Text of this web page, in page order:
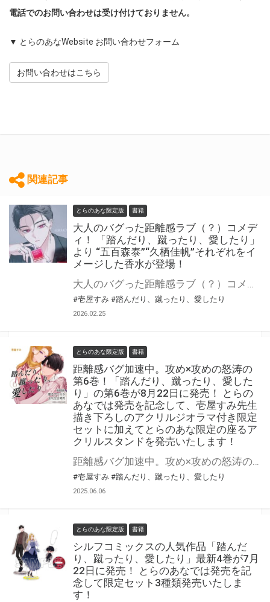
電話でのお問い合わせは受け付けておりません。
▼ とらのあなWebsite お問い合わせフォーム
お問い合わせはこちら
関連記事
とらのあな限定版 書籍
大人のバグった距離感ラブ（？）コメデ
ィ！ 「踏んだり、蹴ったり、愛したり」
より “五百森泰”“久栖佳帆”それぞれをイ
メージした香水が登場！
大人のバグった距離感ラブ（？）コメディ！ 『踏んだり、蹴ったり、愛したり』より、“五百森泰”“久栖佳帆”それぞれをイメージした香水が登場。 香りのイメージ、調香、選定、パッケージのデザインまで壱屋すみ先生に監修していただきました。 特製スリーブとイラストカードには描きおろしイラスト（同じイラスト）を使用しています。 数量限定となりますので是非お早めにお求めください！
#壱屋すみ #踏んだり、蹴ったり、愛したり
2026.02.25
とらのあな限定版 書籍
距離感バグ加速中。攻め×攻めの怒涛の
第6巻！「踏んだり、蹴ったり、愛した
り」の第6巻が8月22日に発売！ とらの
あなでは発売を記念して、壱屋すみ先生
描き下ろしのアクリルジオラマ付き限定
セットに加えてとらのあな限定の座るア
クリルスタンドを発売いたします！
距離感バグ加速中。攻め×攻めの怒涛の第6巻！ 『踏んだり、蹴ったり、愛したり』の第6巻が8月22日(金)に発売！ とらのあなでは発売を記念して「アクリルジオラマ付き」限定セットを発売いたします。 イラストは壱屋すみ先生の描き下ろしイラストです！ 更に『座るアクリルスタンド』付きとらのあな限定版も同時に発売決定！ 是非この機会にお買い求めください！
#壱屋すみ #踏んだり、蹴ったり、愛したり
2025.06.06
とらのあな限定版 書籍
シルフコミックスの人気作品「踏んだ
り、蹴ったり、愛したり」最新4巻が7月
22日に発売！ とらのあなでは発売を記
念して限定セット3種類発売いたしま
す！